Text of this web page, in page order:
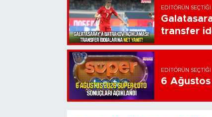
EDITÖRÜN SEÇTIĞI
transfer
EDITÖRÜN SEÇTIĞI
6 Ağustos